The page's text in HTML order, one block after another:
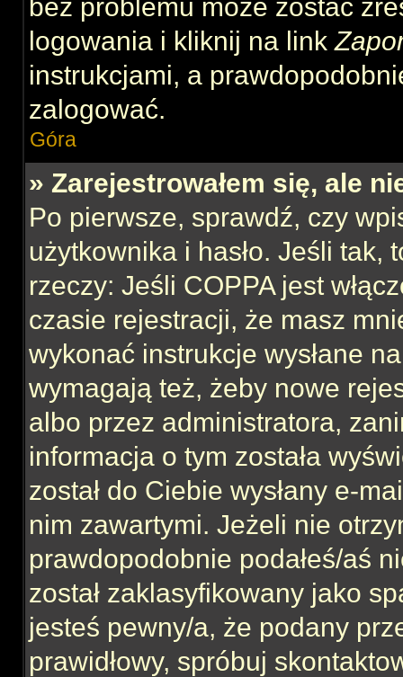
bez problemu może zostać
logowania i kliknij na link
instrukcjami, a
zalogować.
Góra
» Zarejestrowałem się, ale
Po pierwsze, sprawdź, czy
użytkownika i hasło. Jeśli tak,
rzeczy: Jeśli COPPA jest
czasie rejestracji, że masz
wykonać instrukcje wysłane
wymagają też, żeby nowe
albo przez administratora,
informacja o tym została
został do Ciebie wysłany e-
nim zawartymi. Jeżeli nie
prawdopodobnie podałeś/aś
został zaklasyfikowany jako
jesteś pewny/a, że podany
prawidłowy, spróbuj